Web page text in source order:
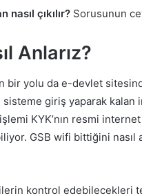
çıkılır? Sorusunun
Anlarız?
bir yolu da e-devlet
giriş yaparak kalan
KYK’nın resmi
GSB wifi bittiğini nasıl
kontrol edebilecekleri